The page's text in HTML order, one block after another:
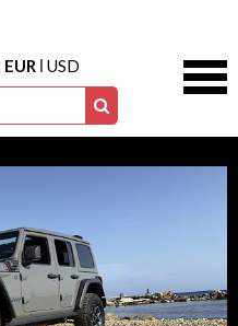
EUR USD